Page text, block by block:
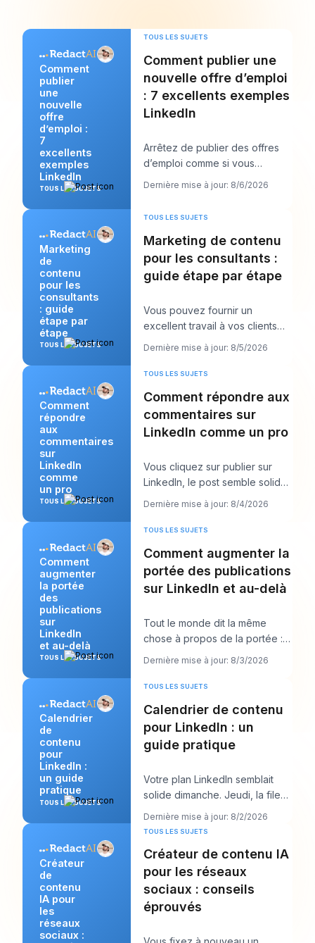
Comment
publier
une
nouvelle
offre
d’emploi :
7
excellents
exemples
LinkedIn
TOUS LES SUJETS
TOUS LES SUJETS
Comment publier une
nouvelle offre d’emploi
: 7 excellents exemples
LinkedIn
Arrêtez de publier des offres
d’emploi comme si vous
remplissiez des formulaires et
commencez à les
Dernière mise à jour: 8/6/2026
Marketing
de
contenu
pour les
consultants
: guide
étape par
étape
TOUS LES SUJETS
TOUS LES SUJETS
Marketing de contenu
pour les consultants :
guide étape par étape
Vous pouvez fournir un
excellent travail à vos clients
tout en vous sentant
étrangement invisible en
Dernière mise à jour: 8/5/2026
Comment
répondre
aux
commentaires
sur
LinkedIn
comme
un pro
TOUS LES SUJETS
TOUS LES SUJETS
Comment répondre aux
commentaires sur
LinkedIn comme un pro
Vous cliquez sur publier sur
LinkedIn, le post semble solide,
puis le vrai travail commence.
Dernière mise à jour: 8/4/2026
Comment
augmenter
la portée
des
publications
sur
LinkedIn
et au-delà
TOUS LES SUJETS
TOUS LES SUJETS
Comment augmenter la
portée des publications
sur LinkedIn et au-delà
Tout le monde dit la même
chose à propos de la portée :
publiez plus. Ce conseil semble
Dernière mise à jour: 8/3/2026
Calendrier
de
contenu
pour
LinkedIn :
un guide
pratique
TOUS LES SUJETS
TOUS LES SUJETS
Calendrier de contenu
pour LinkedIn : un
guide pratique
Votre plan LinkedIn semblait
solide dimanche. Jeudi, la file
d’attente est vide, l’accroche
Dernière mise à jour: 8/2/2026
Créateur
de
contenu
IA pour
les
réseaux
sociaux :
TOUS LES SUJETS
Créateur de contenu IA
pour les réseaux
sociaux : conseils
éprouvés